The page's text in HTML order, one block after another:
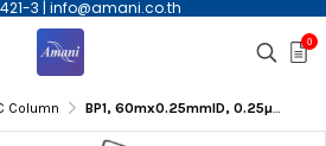
3 | info@amani.co.th
0
Column BP1, 60mx0.25mmID, 0.25µm(df) Capillary Column | 054045